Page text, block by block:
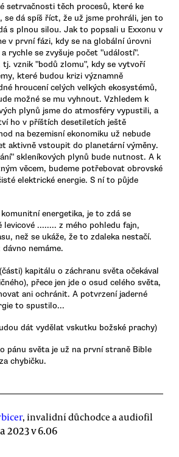
setrvačnosti těch procesů, které ke
se dá spíš říct, že už jsme prohráli, jen to
s plnou silou. Jak to popsali u Exxonu v
v první fázi, kdy se na globální úrovni
rychle se zvyšuje počet "událostí".
tj. vznik "bodů zlomu", kdy se vytvoří
které budou krizi významně
hroucení celých velkých ekosystémů,
možné se mu vyhnout. Vzhledem k
plynů jsme do atmosféry vypustili, a
ho v příštích desetiletích ještě
na bezemisní ekonomiku už nebude
aktivně vstoupit do planetární výměny.
skleníkových plynů bude nutnost. A k
věcem, budeme potřebovat obrovské
elektrické energie. S ní to půjde
energetika, je to zdá se
levicové ........ z mého pohledu fajn,
než se ukáže, že to zdaleka nestačí.
nemáme.
kapitálu o záchranu světa očekával
přece jen jde o osud celého světa,
ani ochránit. A potvrzení jaderné
to spustilo...
dát vydělat vskutku božské prachy)
pánu světa je už na první straně Bible
chybičku.
, invalidní důchodce a audiofil
2023 v 6.06